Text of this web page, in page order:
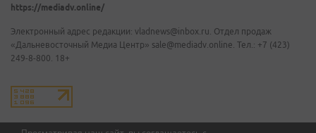
https://mediadv.online/
Электронный адрес редакции: vladnews@inbox.ru. Отдел продаж
«Дальневосточный Медиа Центр» sale@mediadv.online. Тел.: +7 (423)
249-8-800. 18+